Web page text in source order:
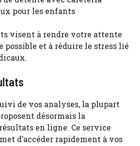
pour les enfants
visent à rendre votre attente
possible et à réduire le stress lié
de vos analyses, la plupart
désormais la
en ligne. Ce service
d’accéder rapidement à vos